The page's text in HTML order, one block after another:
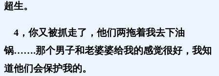
超生。
4，你又被抓走了，他们两拖着我去下油
锅…….那个男子和老婆婆给我的感觉很好，我知
道他们会保护我的。